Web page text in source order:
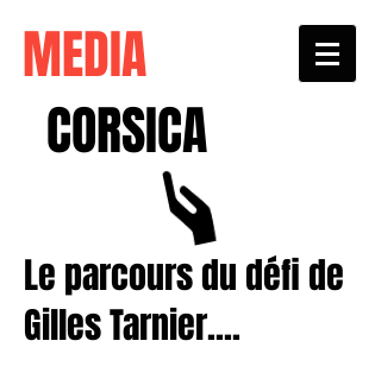
MEDIA
CORSICA
Le parcours du défi de
Gilles Tarnier....